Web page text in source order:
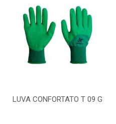
LUVA CONFORTATO T 09 G